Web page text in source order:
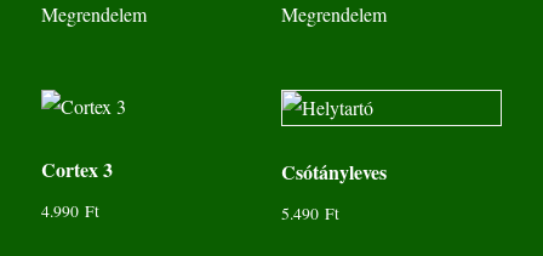
Megrendelem Megrendelem
Cortex 3
4.990Ft
Csótányleves
5.490 Ft